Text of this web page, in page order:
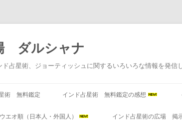
ダルシャナ
占星術、ジョーティッシュに関するいろいろな情報を発信
術 無料鑑定 インド占星術 無料鑑定の感想
オ順（日本人・外国人） インド占星術の広場 掲